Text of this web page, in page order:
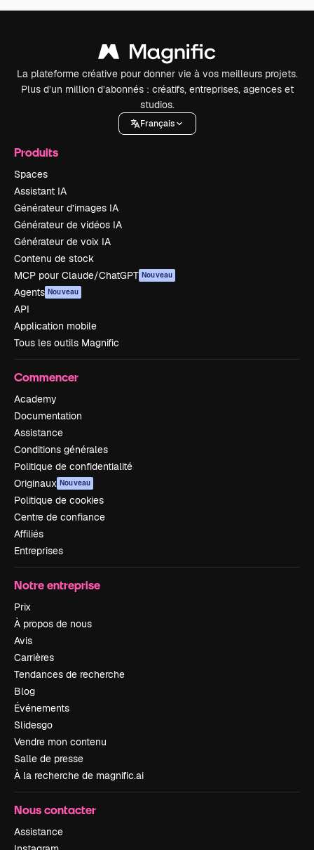
La plateforme créative pour donner vie à vos meilleurs projets.
Plus d’un million d’abonnés : créatifs, entreprises, agences et
studios.
Français
Produits
Spaces
Assistant IA
Générateur d’images IA
Générateur de vidéos IA
Générateur de voix IA
Contenu de stock
MCP pour Claude/ChatGPT Nouveau
Agents Nouveau
API
Application mobile
Tous les outils Magnific
Commencer
Academy
Documentation
Assistance
Conditions générales
Politique de confidentialité
Originaux Nouveau
Politique de cookies
Centre de confiance
Affiliés
Entreprises
Notre entreprise
Prix
À propos de nous
Avis
Carrières
Tendances de recherche
Blog
Événements
Slidesgo
Vendre mon contenu
Salle de presse
À la recherche de magnific.ai
Nous contacter
Assistance